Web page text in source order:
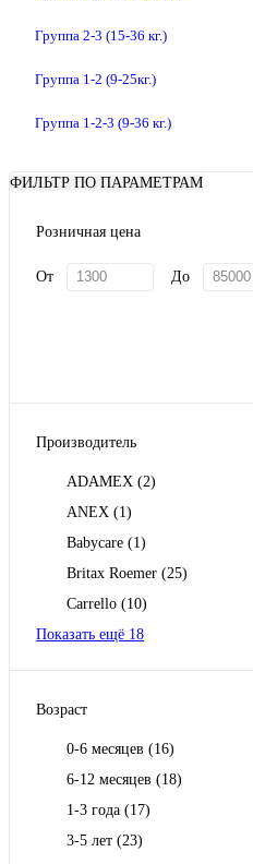
Группа 2-3 (15-36 кг.)
Группа 1-2 (9-25кг.)
Группа 1-2-3 (9-36 кг.)
ФИЛЬТР ПО ПАРАМЕТРАМ
Розничная цена
От До
Производитель
ADAMEX (2)
ANEX (1)
Babycare (1)
Britax Roemer (25)
Carrello (10)
Показать ещё 18
Возраст
0-6 месяцев (16)
6-12 месяцев (18)
1-3 года (17)
3-5 лет (23)